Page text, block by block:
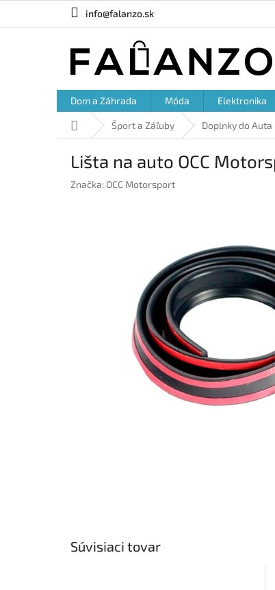
info@falanzo.sk
Dom a Záhrada Móda Elektronika
DomovŠport a Záľuby Doplnky do Auta
Lišta na auto OCC
Značka: OCC Motorsport
Súvisiaci tovar